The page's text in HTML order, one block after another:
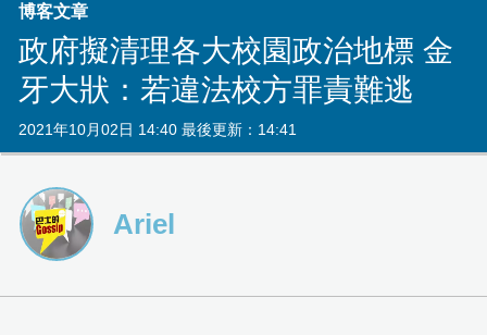
博客文章
政府擬清理各大校園政治地標 金
牙大狀：若違法校方罪責難逃
2021年10月02日 14:40 最後更新：14:41
Ariel